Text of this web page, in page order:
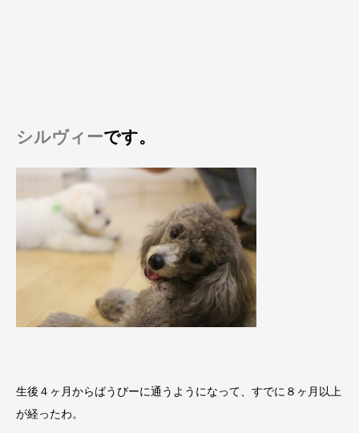
シルヴィーです。
生後４ヶ月からばうびーに通うようになって、すでに８ヶ月以上
が経ったわ。